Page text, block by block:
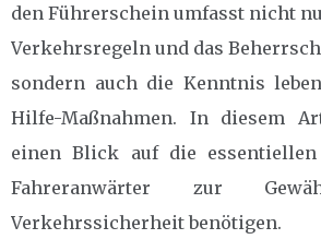
den Führerschein umfasst nicht
Verkehrsregeln und das
sondern auch die Kenntnis
Hilfe-Maßnahmen. In diesem
einen Blick auf die
Fahreranwärter zur
Verkehrssicherheit benötigen.